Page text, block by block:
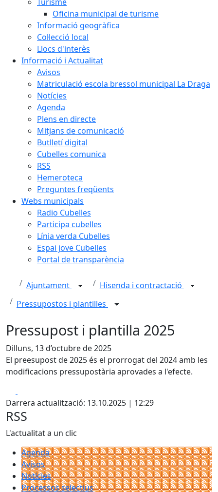
Oficina municipal de turisme
Informació geogràfica
Col·lecció local
Llocs d'interès
Informació i Actualitat
Avisos
Matriculació escola bressol municipal La Draga
Notícies
Agenda
Plens en directe
Mitjans de comunicació
Butlletí digital
Cubelles comunica
RSS
Hemeroteca
Preguntes freqüents
Webs municipals
Radio Cubelles
Participa cubelles
Línia verda Cubelles
Espai jove Cubelles
Portal de transparència
Ajuntament
Hisenda i contractació
Pressupostos i plantilles
Pressupost i plantilla 2025
Dilluns, 13 d’octubre de 2025
El preesupost de 2025 és el prorrogat del 2024 amb les
modificacions pressupostària aprovades a l'efecte.
Darrera actualització: 13.10.2025 | 12:29
RSS
L'actualitat a un clic
Agenda
Avisos
Notícies
Processos selectius